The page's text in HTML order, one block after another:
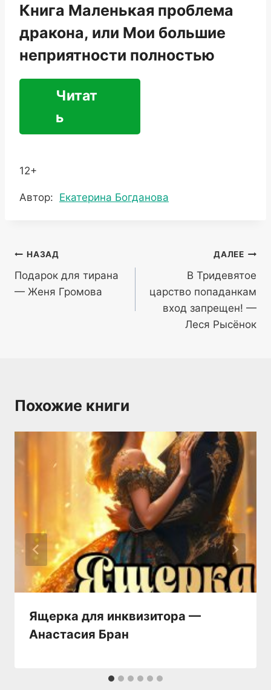
Книга Маленькая проблема
дракона, или Мои большие
неприятности полностью
Читат
ь
12+
Метки
Автор: Екатерина Богданова
Навигация
по
записям
НАЗАД
Подарок для тирана
— Женя Громова
ДАЛЕЕ
В Тридевятое
царство попаданкам
вход запрещен! —
Леся Рысёнок
Похожие книги
Ящерка для инквизитора —
Анастaсия Бран